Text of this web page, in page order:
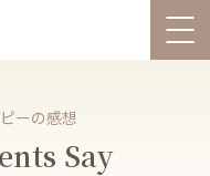
ーの感想
Say